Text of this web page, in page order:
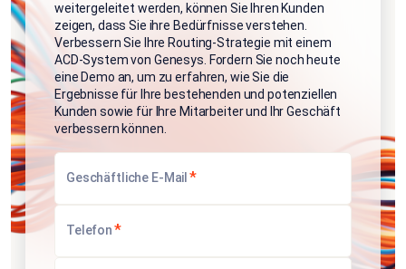
weitergeleitet werden, können Sie Ihren Kunden
zeigen, dass Sie ihre Bedürfnisse verstehen.
Verbessern Sie Ihre Routing-Strategie mit einem
ACD-System von Genesys. Fordern Sie noch heute
eine Demo an, um zu erfahren, wie Sie die
Ergebnisse für Ihre bestehenden und potenziellen
Kunden sowie für Ihre Mitarbeiter und Ihr Geschäft
verbessern können.
Geschäftliche E-Mail *
Telefon*